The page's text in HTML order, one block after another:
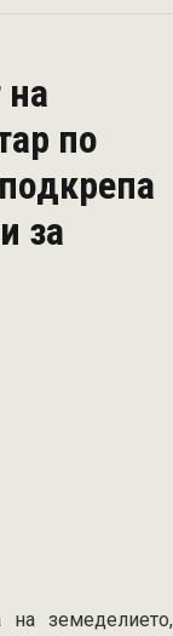
по
за
земеделието,